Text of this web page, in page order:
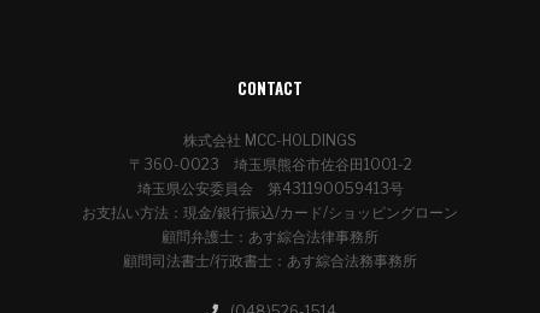
CONTACT
株式会社 MCC-HOLDINGS
〒360-0023 埼玉県熊谷市佐谷田1001-2
埼玉県公安委員会 第431190059413号
お支払い方法：現金/銀行振込/カード/ショッピングローン
顧問弁護士：あす綜合法律事務所
顧問司法書士/行政書士：あす綜合法務事務所